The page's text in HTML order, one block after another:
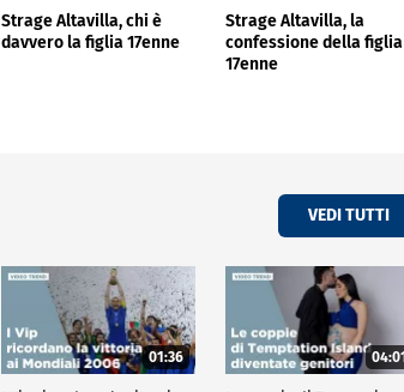
Strage Altavilla, chi è
davvero la figlia 17enne
Strage Altavilla, la
confessione della figlia
17enne
VEDI TUTTI
01:36 04:01